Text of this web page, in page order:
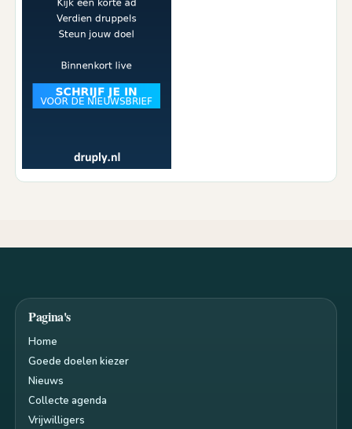
Pagina's
Home
Goede doelen kiezer
Nieuws
Collecte agenda
Vrijwilligers